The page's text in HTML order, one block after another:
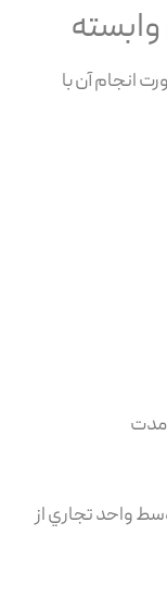
انجام آن با
مدت
واحد تجاري از